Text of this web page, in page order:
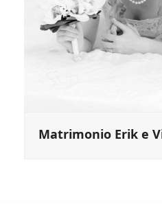
Matrimonio Erik e